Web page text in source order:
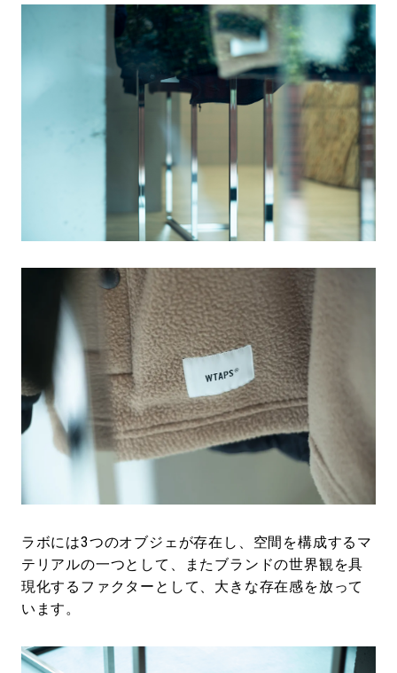
ラボには3つのオブジェが存在し、空間を構成するマ
テリアルの一つとして、またブランドの世界観を具
現化するファクターとして、大きな存在感を放って
います。